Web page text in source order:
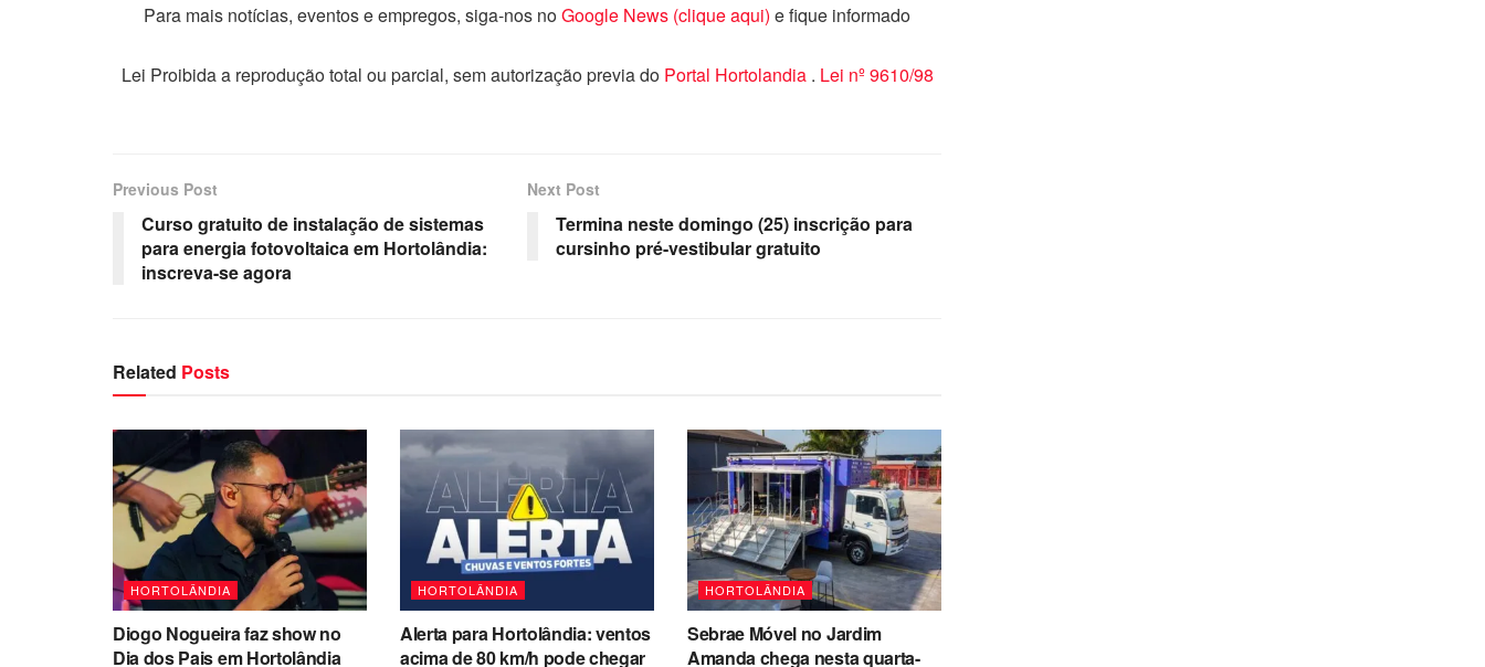
Para mais notícias, eventos e empregos, siga-nos noGoogle News (clique aqui) e fique informado
Lei Proibida a reprodução total ou parcial, sem autorização previa do Portal Hortolandia . Lei nº 9610/98
Previous Post
Curso gratuito de instalação de sistemas
para energia fotovoltaica em Hortolândia:
inscreva-se agora
Next Post
Termina neste domingo (25) inscrição para
cursinho pré-vestibular gratuito
Related Posts
HORTOLÂNDIA
Diogo Nogueira faz show no
Dia dos Pais em Hortolândia
HORTOLÂNDIA
Alerta para Hortolândia: ventos
acima de 80 km/h pode chegar
HORTOLÂNDIA
Sebrae Móvel no Jardim
Amanda chega nesta quarta-